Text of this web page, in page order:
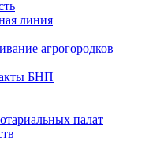
линия
агрогородков
БНП
палат